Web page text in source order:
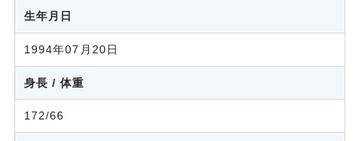
生年月日
1994年07月20日
身長 / 体重
172/66